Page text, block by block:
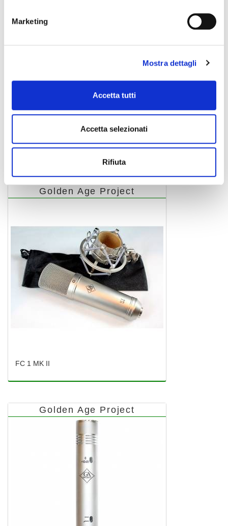
Marketing
Mostra dettagli
Accetta tutti
Accetta selezionati
Rifiuta
FC 4
Golden Age Project
FC 1 MK II
Golden Age Project